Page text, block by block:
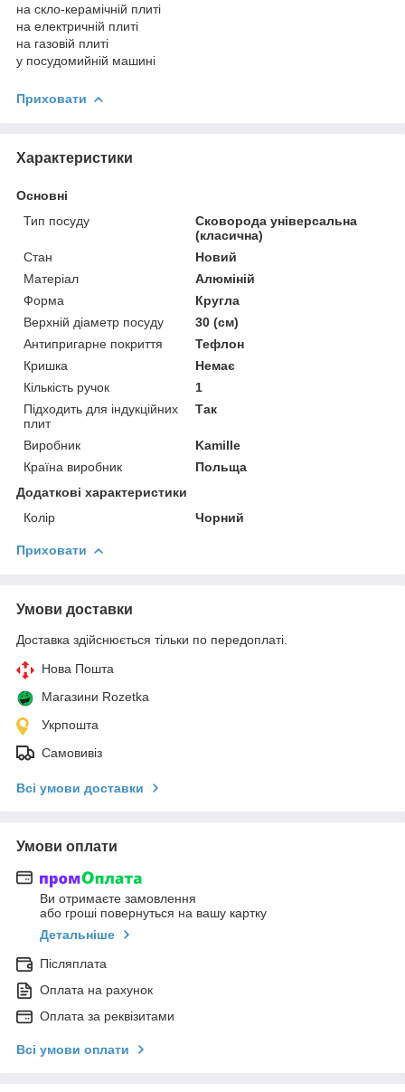
на скло-керамічній плиті
на електричній плиті
на газовій плиті
у посудомийній машині
Приховати
Характеристики
Основні
Тип посуду
Сковорода універсальна
(класична)
Стан
Новий
Матеріал
Алюміній
Форма
Кругла
Верхній діаметр посуду
30 (см)
Антипригарне покриття
Тефлон
Кришка
Немає
Кількість ручок
1
Підходить для індукційних
плит
Так
Виробник
Kamille
Країна виробник
Польща
Додаткові характеристики
Колір
Чорний
Приховати
Умови доставки
Доставка здійснюється тільки по передоплаті.
Нова Пошта
Магазини Rozetka
Укрпошта
Самовивіз
Всі умови доставки
Умови оплати
Ви отримаєте замовлення
або гроші повернуться на вашу картку
Детальніше
Післяплата
Оплата на рахунок
Оплата за реквізитами
Всі умови оплати